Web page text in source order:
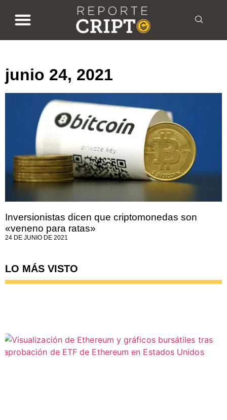
junio 24, 2021
Inversionistas dicen que criptomonedas son
«veneno para ratas»
24 DE JUNIO DE 2021
LO MÁS VISTO